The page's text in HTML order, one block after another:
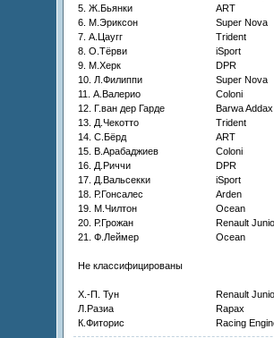
5. Ж.Бьянки
ART
6. М.Эриксон
Super Nova
7. А.Цаугг
Trident
8. О.Тёрви
iSport
9. М.Херк
DPR
10. Л.Филиппи
Super Nova
11. А.Валерио
Coloni
12. Г.ван дер Гарде
Barwa Addax
13. Д.Чекотто
Trident
14. С.Бёрд
ART
15. В.Арабаджиев
Coloni
16. Д.Риччи
DPR
17. Д.Вальсекки
iSport
18. Р.Гонсалес
Arden
19. М.Чилтон
Ocean
20. Р.Грожан
Renault
21. Ф.Леймер
Ocean
Не классифицированы
Х.-П. Тун
Renault
Л.Разиа
Rapax
К.Фиторис
Racing